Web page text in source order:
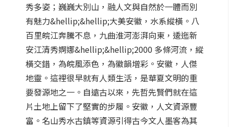
秀多姿；巍巍大別山，融人文與自然於一體而別
有魅力&hellip;&hellip;大美安徽，水系縱橫。八
百里皖江奔騰不息，九曲淮河澎湃向東，逶迤新
安江清秀婀娜&hellip;&hellip;2000 多條河流，縱
橫交錯，為皖風添色，為徽韻增彩。安徽，人傑
地靈。這裡很早就有人類生活，是華夏文明的重
要發源地之一。自遠古以來，先哲先賢們就在這
片土地上留下了堅實的步履。安徽，人文資源豐
富。名山秀水古鎮等資源引得古今文人墨客為其